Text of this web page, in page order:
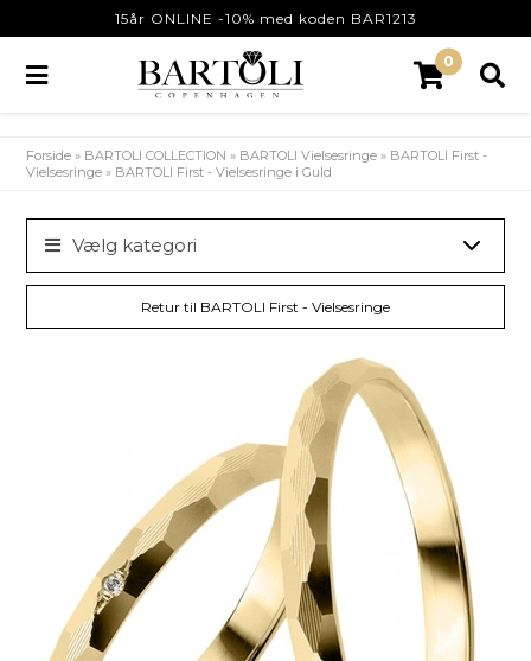
15år ONLINE -10% med koden BAR1213
0
Forside » BARTOLI COLLECTION » BARTOLI Vielsesringe » BARTOLI First -
Vielsesringe » BARTOLI First - Vielsesringe i Guld
Vælg kategori
Retur til BARTOLI First - Vielsesringe